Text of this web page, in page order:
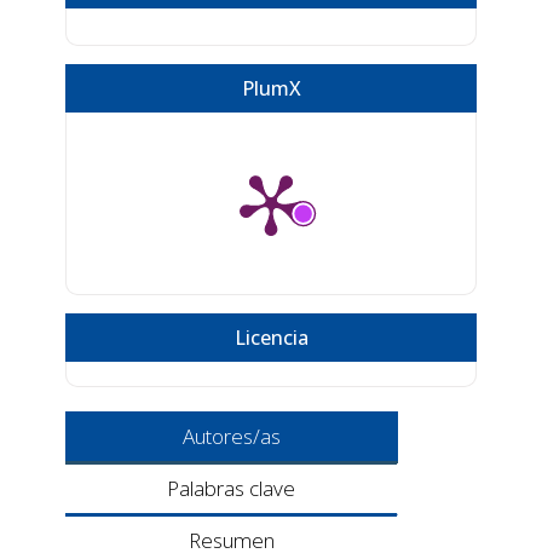
PlumX
Licencia
Autores/as
Palabras clave
Resumen